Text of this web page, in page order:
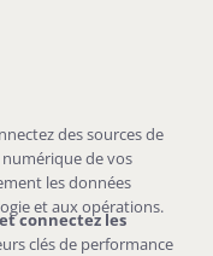
des sources de
de vos
les données
et aux opérations.
connectez les
clés de performance